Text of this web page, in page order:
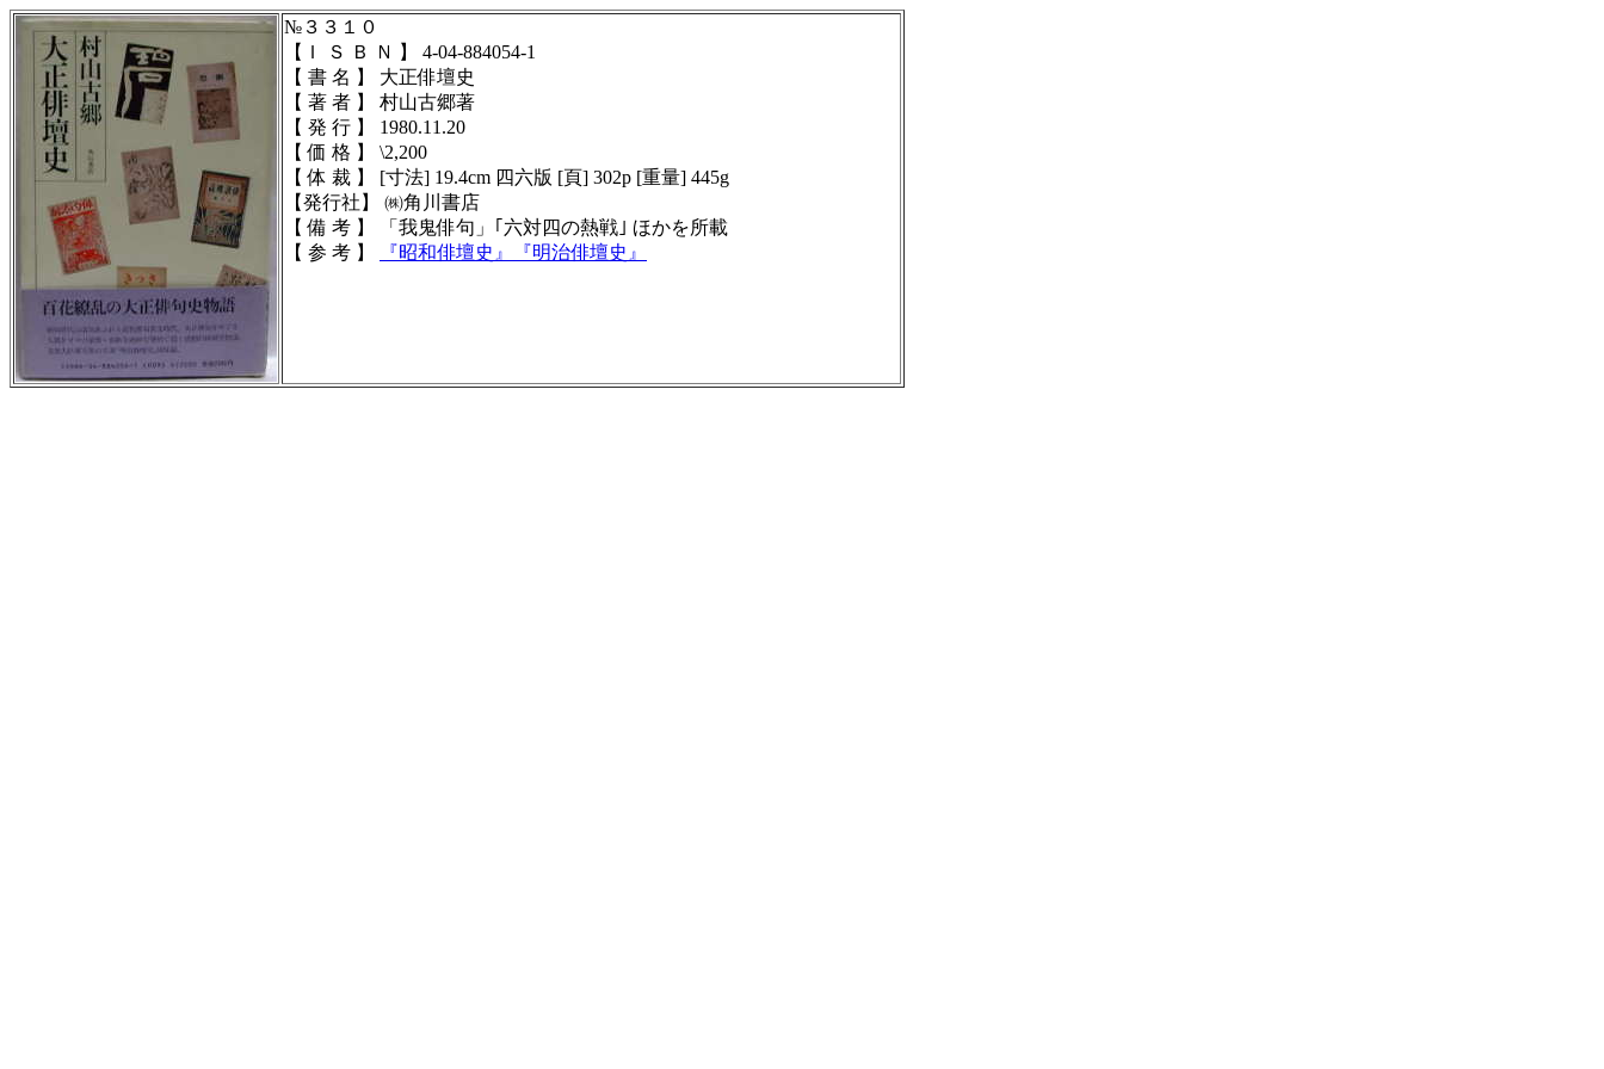
№３３１０
【Ｉ Ｓ Ｂ Ｎ 】 4-04-884054-1
【 書 名 】 大正俳壇史
【 著 者 】 村山古郷著
【 発 行 】 1980.11.20
【 価 格 】 \2,200
【 体 裁 】 [寸法] 19.4cm 四六版 [頁] 302p [重量] 445g
【発行社】 ㈱角川書店
【 備 考 】 「我鬼俳句」｢六対四の熱戦｣ ほかを所載
【 参 考 】
『昭和俳壇史』 『明治俳壇史』